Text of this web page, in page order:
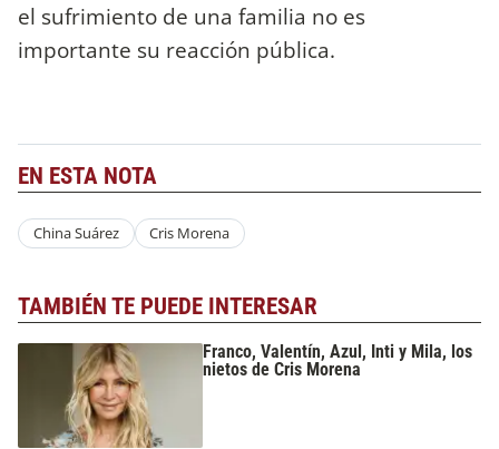
el sufrimiento de una familia no es
importante su reacción pública.
EN ESTA NOTA
China Suárez Cris Morena
TAMBIÉN TE PUEDE INTERESAR
Franco, Valentín, Azul, Inti y Mila, los
nietos de Cris Morena